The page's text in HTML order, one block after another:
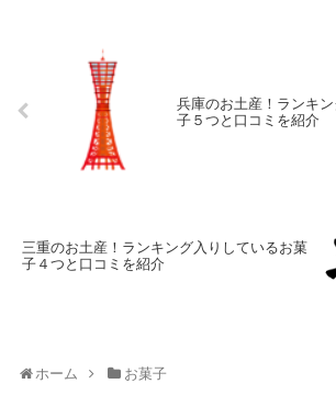
兵庫のお土産！ランキ
子５つと口コミを紹介
三重のお土産！ランキング入りしているお菓
子４つと口コミを紹介
ホーム お菓子